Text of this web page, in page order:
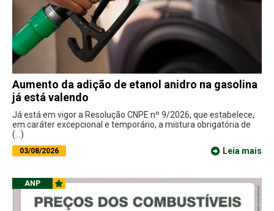
Aumento da adição de etanol anidro na gasolina
já está valendo
Já está em vigor a Resolução CNPE nº 9/2026, que estabelece,
em caráter excepcional e temporário, a mistura obrigatória de
(...)
03/08/2026 Leia mais
ANP